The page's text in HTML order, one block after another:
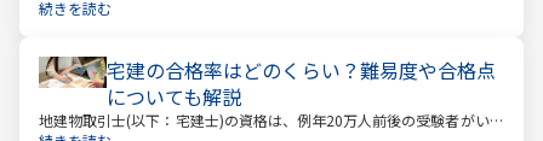
情報は「試験日」です。いつから勉強を始めるか、もう始めているな
続きを読む
宅建の合格率はどのくらい？難易度や合格点
についても解説
地建物取引士(以下：宅建士)の資格は、例年20万人前後の受験者がいる